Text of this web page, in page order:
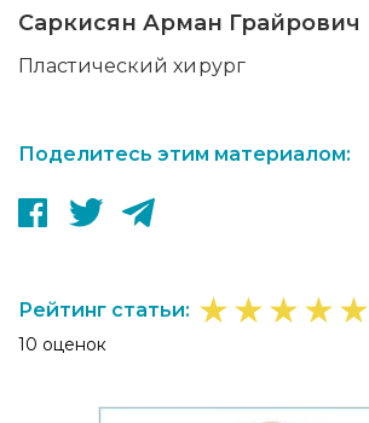
Саркисян Арман Грайрович
Пластический хирург
Поделитесь этим материалом:
Рейтинг статьи: ★★★★★
10 оценок